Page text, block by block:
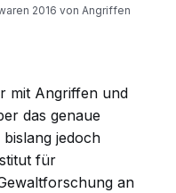
2016 von Angriffen
mit Angriffen und
das genaue
jedoch
für
an